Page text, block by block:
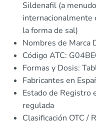
Sildenafil (a
internacionalmente
la forma de sal)
Nombres de Marca
Código ATC:
Formas y Dosis:
Fabricantes en
Estado de Registro
regulada
Clasificación OTC /